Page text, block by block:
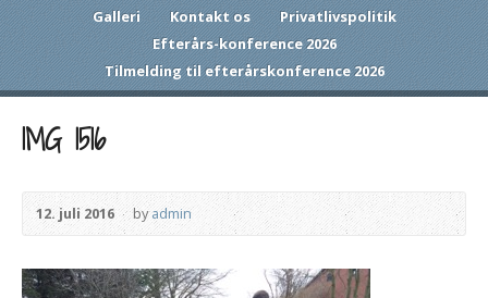
Galleri
Kontakt os
Privatlivspolitik
Efterårs-konference 2026
Tilmelding til efterårskonference 2026
IMG 1516
12. juli 2016 byadmin